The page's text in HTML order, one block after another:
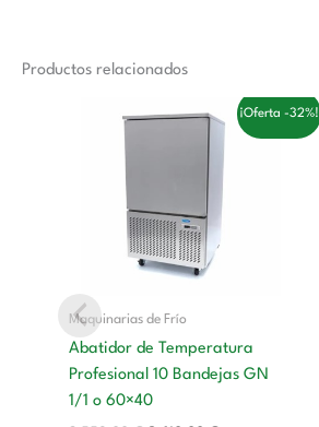
Productos relacionados
¡Oferta -32%!
Maquinarias de Frío
Abatidor de Temperatura
Profesional 10 Bandejas GN
1/1 o 60×40
precio
3.558,00 €.
precio